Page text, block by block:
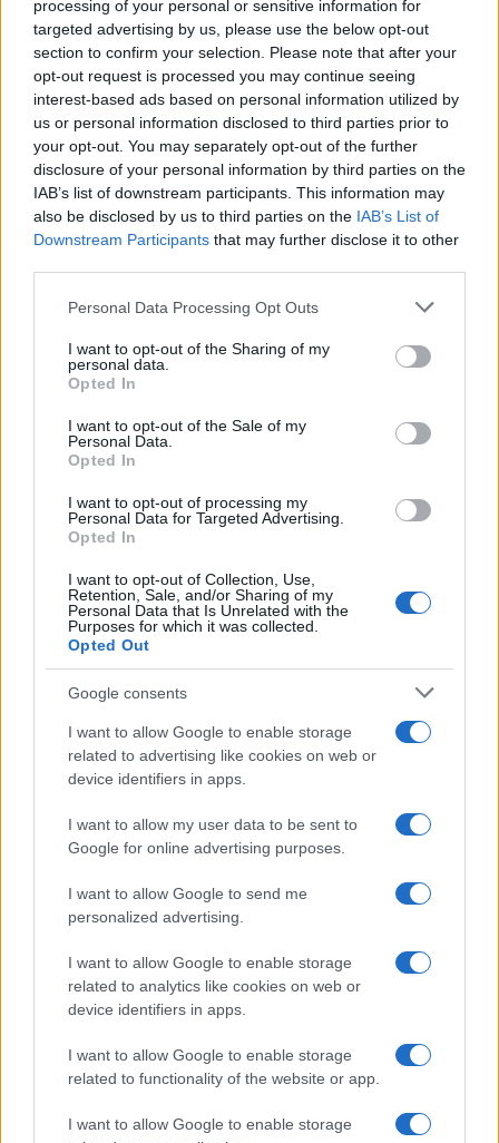
processing of your personal or sensitive information for
targeted advertising by us, please use the below opt-out
section to confirm your selection. Please note that after your
opt-out request is processed you may continue seeing
interest-based ads based on personal information utilized by
us or personal information disclosed to third parties prior to
your opt-out. You may separately opt-out of the further
disclosure of your personal information by third parties on the
IAB’s list of downstream participants. This information may
also be disclosed by us to third parties on the IAB’s List of
Downstream Participants that may further disclose it to other
Please note that this website/app uses one or more Google
not limited to your visit or usage behaviour. You may click to
grant or deny consent to Google and its third-party tags to
use your data for below specified purposes in below Google
consent section.
Personal Data Processing Opt Outs
I want to opt-out of the Sharing of my
personal data.
Opted In
I want to opt-out of the Sale of my
Personal Data.
Opted In
I want to opt-out of processing my
Personal Data for Targeted Advertising.
Opted In
I want to opt-out of Collection, Use,
Retention, Sale, and/or Sharing of my
Personal Data that Is Unrelated with the
Purposes for which it was collected.
Opted Out
Google consents
I want to allow Google to enable storage
related to advertising like cookies on web or
device identifiers in apps.
I want to allow my user data to be sent to
Google for online advertising purposes.
I want to allow Google to send me
personalized advertising.
I want to allow Google to enable storage
related to analytics like cookies on web or
device identifiers in apps.
I want to allow Google to enable storage
related to functionality of the website or app.
I want to allow Google to enable storage
Ricevi le nostre ultime news
daGoogle News
Condividi l'articolo
F
a
ce
b
o
o
k
T
w
it
te
r
Pi
n
re
W
h
s
p
p
S
h
re
Prossimo articolo
NOTIZIE RECENTI
Le previsioni meteo per il weekend a Olbia e in
Gallura
Calangianus, dopo le polemiche il centro
esplode la protesta
Pausa caffè impeccabile: come scegliere la
soluzione ideale per la casa e l’ufficio
Monte Pino, la fine di un lungo dolore: storia e
rinascita della strada che segnò la Gallura